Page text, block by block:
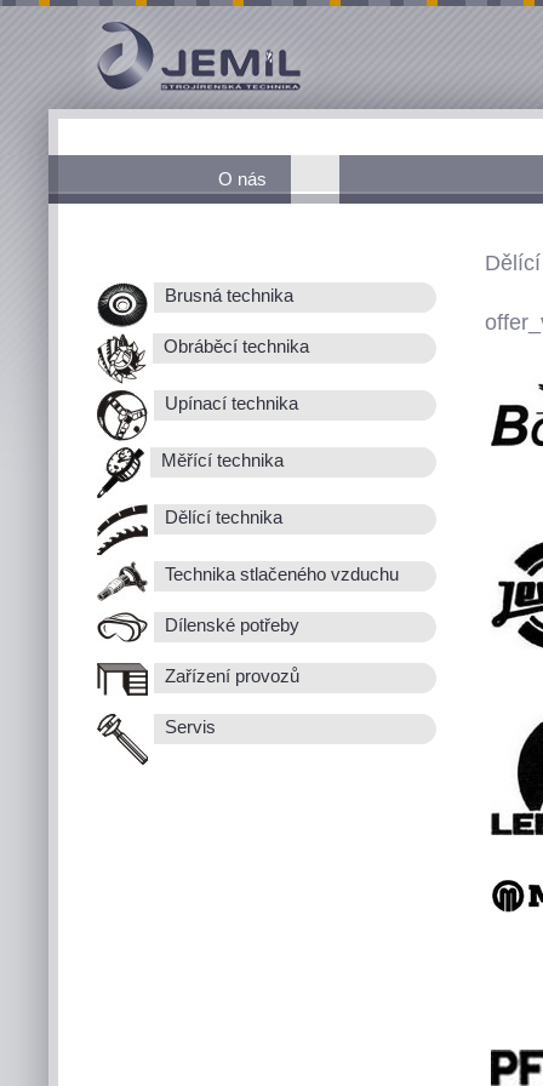
O nás
Brusná technika
Obráběcí technika
Upínací technika
Měřící technika
Dělící technika
Technika stlačeného vzduchu
Dílenské potřeby
Zařízení provozů
Servis